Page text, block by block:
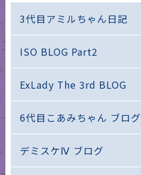
3代目アミルちゃん日記
ISO BLOG Part2
ExLady The 3rd BLOG
6代目こあみちゃん ブログ
デミスケⅣ ブログ